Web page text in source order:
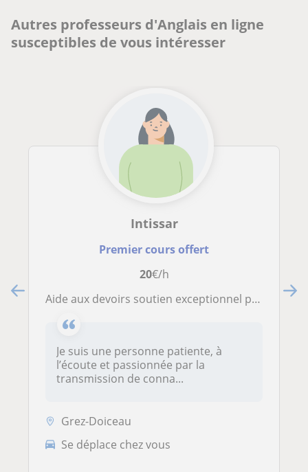
Autres professeurs d'Anglais en ligne
susceptibles de vous intéresser
Intissar
Premier cours offert
20€/h
Aide aux devoirs soutien exceptionnel pour maîtriser la langue que ce soit en écrit et en oral, faire des synthèses
Je suis une personne patiente, à
l’écoute et passionnée par la
transmission de conna...
Grez-Doiceau
Se déplace chez vous